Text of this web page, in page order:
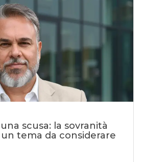
scusa: la sovranità
tema da considerare